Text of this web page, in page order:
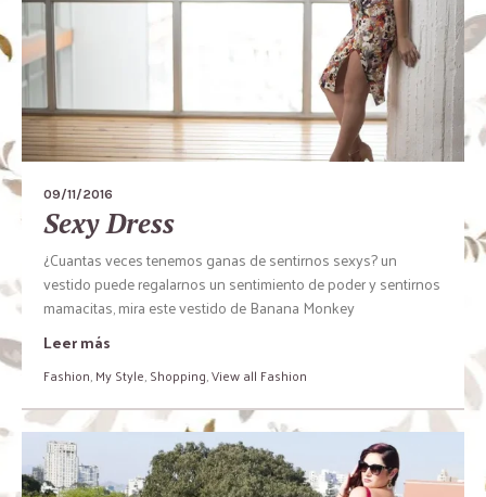
09/11/2016
Sexy Dress
¿Cuantas veces tenemos ganas de sentirnos sexys? un
vestido puede regalarnos un sentimiento de poder y sentirnos
mamacitas, mira este vestido de Banana Monkey
Leer más
Fashion,My Style,Shopping,View all Fashion